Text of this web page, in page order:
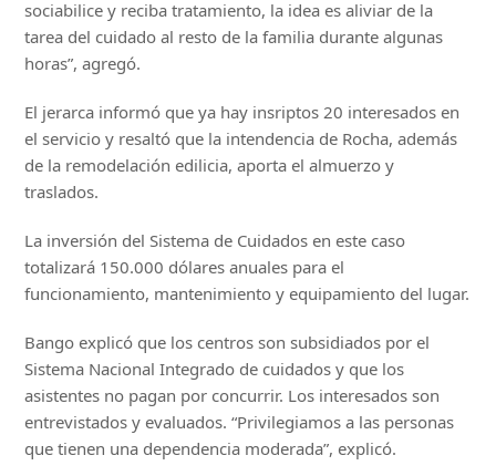
sociabilice y reciba tratamiento, la idea es aliviar de la
tarea del cuidado al resto de la familia durante algunas
horas”, agregó.
El jerarca informó que ya hay insriptos 20 interesados en
el servicio y resaltó que la intendencia de Rocha, además
de la remodelación edilicia, aporta el almuerzo y
traslados.
La inversión del Sistema de Cuidados en este caso
totalizará 150.000 dólares anuales para el
funcionamiento, mantenimiento y equipamiento del lugar.
Bango explicó que los centros son subsidiados por el
Sistema Nacional Integrado de cuidados y que los
asistentes no pagan por concurrir. Los interesados son
entrevistados y evaluados. “Privilegiamos a las personas
que tienen una dependencia moderada”, explicó.